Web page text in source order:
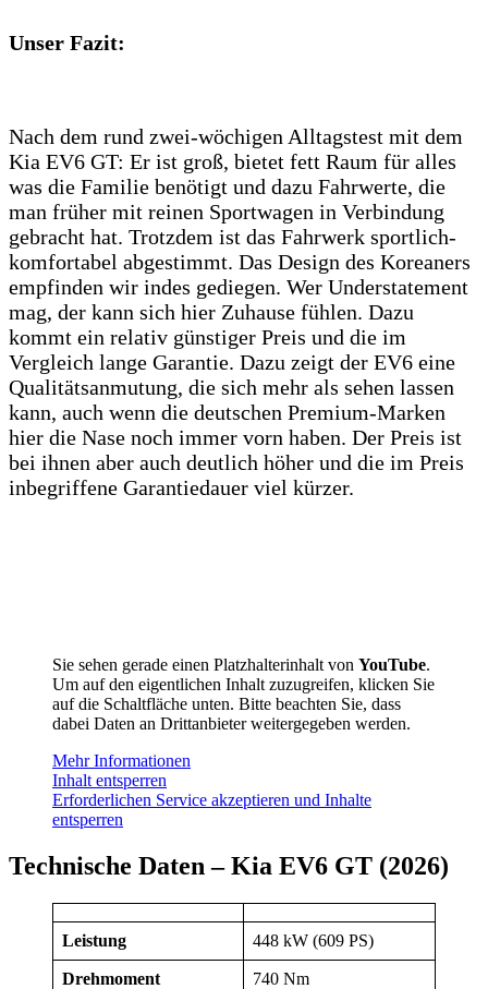
Unser Fazit:
Nach dem rund zwei-wöchigen Alltagstest mit dem
Kia EV6 GT: Er ist groß, bietet fett Raum für alles
was die Familie benötigt und dazu Fahrwerte, die
man früher mit reinen Sportwagen in Verbindung
gebracht hat. Trotzdem ist das Fahrwerk sportlich-
komfortabel abgestimmt. Das Design des Koreaners
empfinden wir indes gediegen. Wer Understatement
mag, der kann sich hier Zuhause fühlen. Dazu
kommt ein relativ günstiger Preis und die im
Vergleich lange Garantie. Dazu zeigt der EV6 eine
Qualitätsanmutung, die sich mehr als sehen lassen
kann, auch wenn die deutschen Premium-Marken
hier die Nase noch immer vorn haben. Der Preis ist
bei ihnen aber auch deutlich höher und die im Preis
inbegriffene Garantiedauer viel kürzer.
Sie sehen gerade einen Platzhalterinhalt von YouTube.
Um auf den eigentlichen Inhalt zuzugreifen, klicken Sie
auf die Schaltfläche unten. Bitte beachten Sie, dass
dabei Daten an Drittanbieter weitergegeben werden.
Mehr Informationen
Inhalt entsperren
Erforderlichen Service akzeptieren und Inhalte
entsperren
Technische Daten – Kia EV6 GT (2026)
Leistung 448 kW (609 PS)
Drehmoment 740 Nm